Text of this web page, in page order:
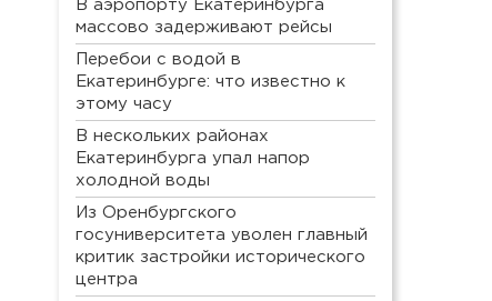
В аэропорту Екатеринбурга
массово задерживают рейсы
Перебои с водой в
Екатеринбурге: что известно к
этому часу
В нескольких районах
Екатеринбурга упал напор
холодной воды
Из Оренбургского
госуниверситета уволен главный
критик застройки исторического
центра